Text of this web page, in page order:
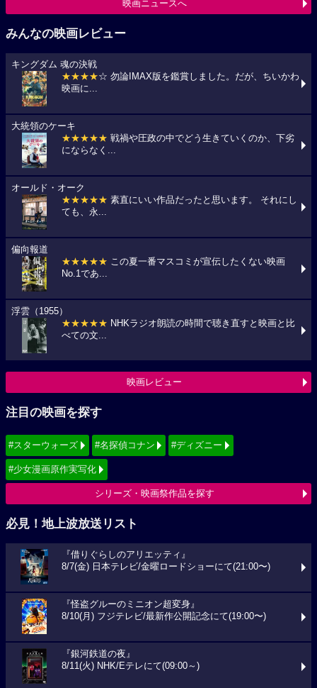
映画ニュースへ
みんなの映画レビュー
キングダム 魂の決戦
★★★★☆ 勿論IMAX版を鑑賞しました。だが、ちいかわ
映画に...
大統領のケーキ
★★★★★ 戦禍や圧政の中でどう生きていくのか、下劣
にならなく...
オールド・オーク
★★★★★ 素直にいい作品だったと思います。 それにし
ても、永...
偏向報道
★★★★★ この夏一番マスコミが宣伝したくない映画
No.1であ...
浮雲（1955）
★★★★★ NHKラジオ朗読の時間で聴き直すと映画と比
べての文...
映画レビュー
注目の映画を探す
#スターウォーズ #名探偵コナン #ディズニー
#少女漫画原作実写化
シリーズ・映画祭作品を探す
必見！地上波放送リスト
『借りぐらしのアリエッティ』
8/7(金) 日本テレビ/金曜ロードショーにて(21:00〜)
『怪盗グルーのミニオン超変身』
8/10(月) フジテレビ/最新作公開記念にて(19:00〜)
『銀河鉄道の夜』
8/11(火) NHK/Eテレにて(09:00～)